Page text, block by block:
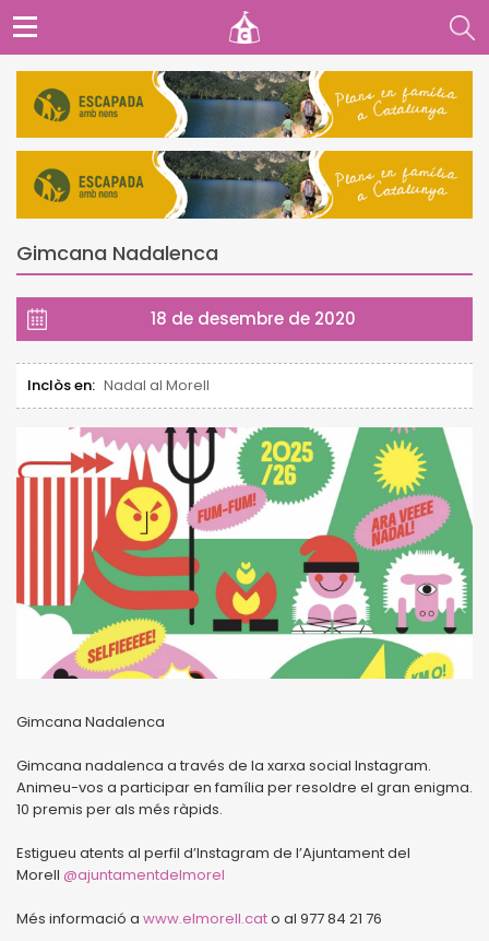
Gimcana Nadalenca
18 de desembre de 2020
Inclòs en: Nadal al Morell
Gimcana Nadalenca
Gimcana nadalenca a través de la xarxa social Instagram.
Animeu-vos a participar en família per resoldre el gran enigma.
10 premis per als més ràpids.
Estigueu atents al perfil d’Instagram de l’Ajuntament del
Morell @ajuntamentdelmorel
Més informació a www.elmorell.cato al 977 84 21 76